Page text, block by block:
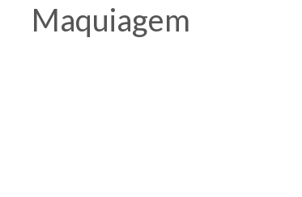
Maquiagem